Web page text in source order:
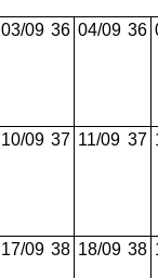
03/09 36 04/09 36
10/09 37 11/09 37
17/09 38 18/09 38